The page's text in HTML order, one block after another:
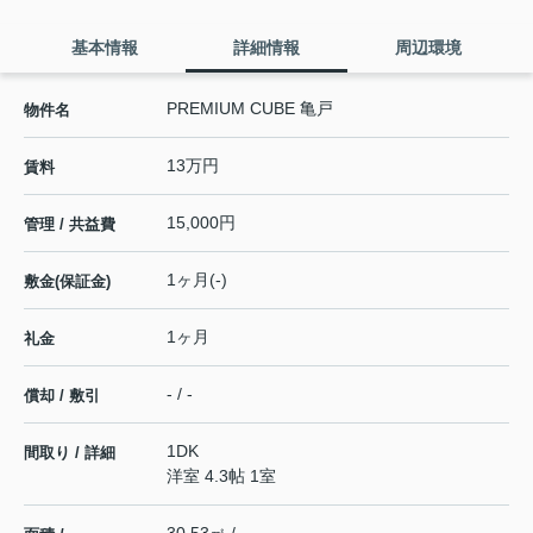
基本情報 詳細情報 周辺環境
物件名 PREMIUM CUBE 亀戸
賃料 13万円
管理 / 共益費 15,000円
敷金(保証金) 1ヶ月(-)
礼金 1ヶ月
償却 / 敷引 - / -
間取り / 詳細
1DK
洋室 4.3帖 1室